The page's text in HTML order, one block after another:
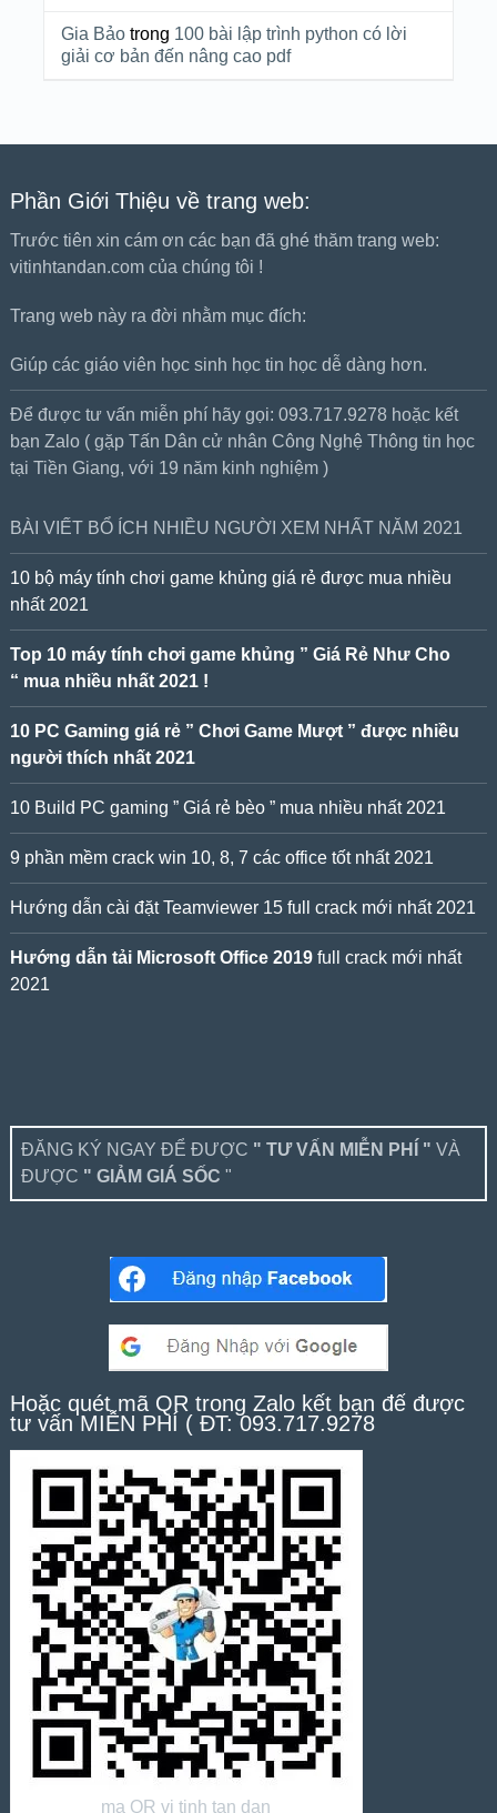
Gia Bảotrong 100 bài lập trình python có lời
giải cơ bản đến nâng cao pdf
Phần Giới Thiệu về trang web:
Trước tiên xin cám ơn các bạn đã ghé thăm trang web:
vitinhtandan.com của chúng tôi !
Trang web này ra đời nhằm mục đích:
Giúp các giáo viên học sinh học tin học dễ dàng hơn.
Để được tư vấn miễn phí hãy gọi: 093.717.9278 hoặc kết
bạn Zalo ( gặp Tấn Dân cử nhân Công Nghệ Thông tin học
tại Tiền Giang, với 19 năm kinh nghiệm )
BÀI VIẾT BỔ ÍCH NHIỀU NGƯỜI XEM NHẤT NĂM 2021
10 bộ máy tính chơi game khủng giá rẻ được mua nhiều
nhất 2021
Top 10 máy tính chơi game khủng ” Giá Rẻ Như Cho
“ mua nhiều nhất 2021 !
10 PC Gaming giá rẻ ” Chơi Game Mượt ” được nhiều
người thích nhất 2021
10 Build PC gaming ” Giá rẻ bèo ” mua nhiều nhất 2021
9 phần mềm crack win 10, 8, 7 các office tốt nhất 2021
Hướng dẫn cài đặt Teamviewer 15 full crack mới nhất 2021
Hướng dẫn tải Microsoft Office 2019full crack mới nhất
2021
ĐĂNG KÝ NGAY ĐỂ ĐƯỢC " TƯ VẤN MIỄN PHÍ " VÀ
ĐƯỢC " GIẢM GIÁ SỐC "
Hoặc quét mã QR trong Zalo kết bạn để được
tư vấn MIỄN PHÍ ( ĐT: 093.717.9278
ma QR vi tinh tan dan